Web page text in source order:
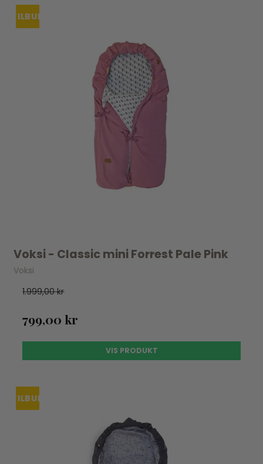
TILBUD
Voksi - Classic mini Forrest Pale Pink
Voksi
1.999,00 kr
799,00 kr
VIS PRODUKT
TILBUD